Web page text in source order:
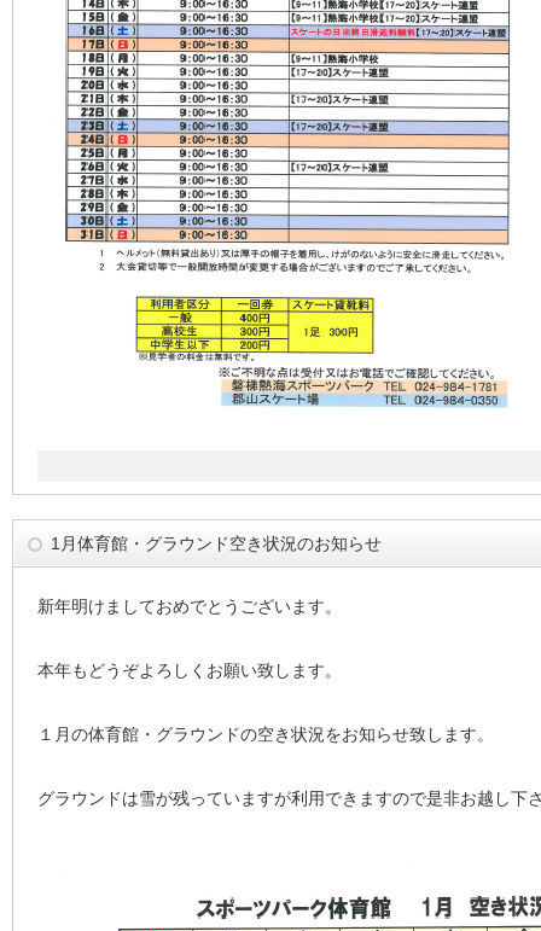
1月体育館・グラウンド空き状況のお知らせ
新年明けましておめでとうございます。
本年もどうぞよろしくお願い致します。
１月の体育館・グラウンドの空き状況をお知らせ致します。
グラウンドは雪が残っていますが利用できますので是非お越し下